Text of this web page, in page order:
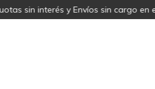
y Envíos sin cargo en el Amba